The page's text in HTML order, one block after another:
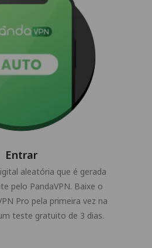
Entrar
aleatória que é gerada
pelo PandaVPN. Baixe o
Pro pela primeira vez na
teste gratuito de 3 dias.